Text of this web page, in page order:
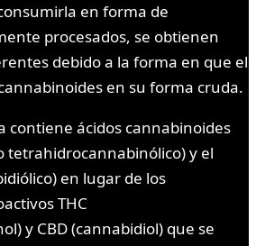
en forma de
procesados, se obtienen
debido a la forma en que el
en su forma cruda.
contiene ácidos cannabinoides
tetrahidrocannabinólico) y el
en lugar de los
THC
y CBD (cannabidiol) que se